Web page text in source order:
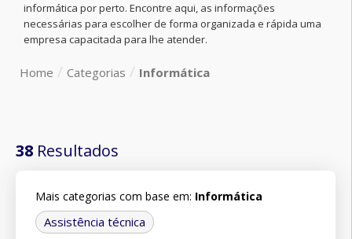
informática por perto. Encontre aqui, as informações
necessárias para escolher de forma organizada e rápida uma
empresa capacitada para lhe atender.
Home Categorias Informática
38 Resultados
Mais categorias com base em: Informática
Assistência técnica